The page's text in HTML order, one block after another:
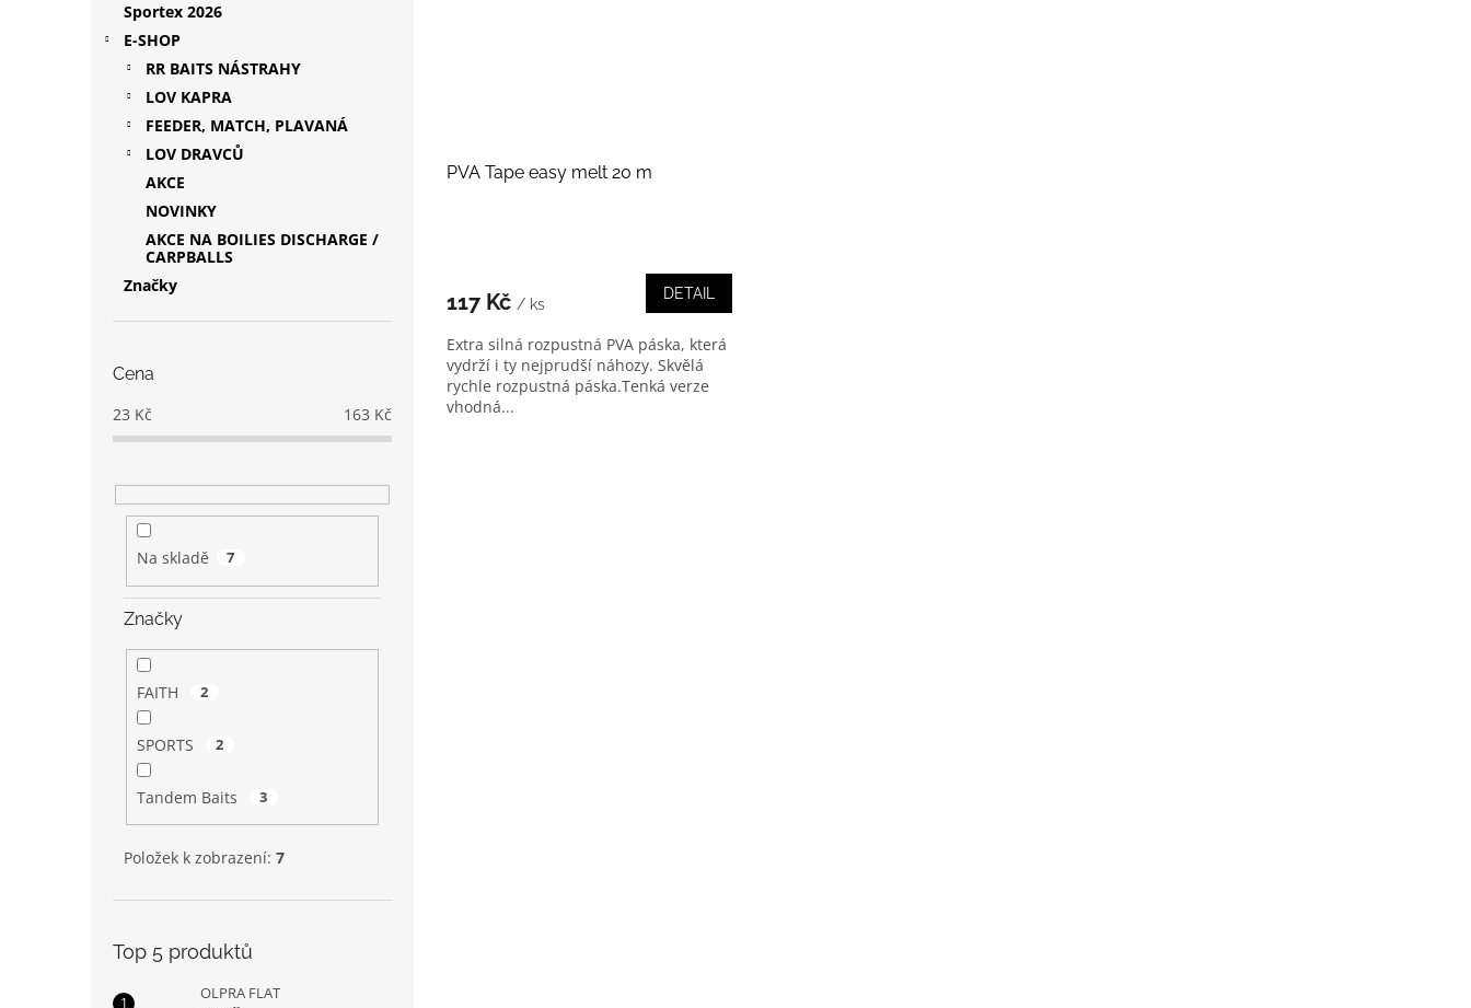
Sportex 2026
E-SHOP
RR BAITS NÁSTRAHY
LOV KAPRA
FEEDER, MATCH, PLAVANÁ
LOV DRAVCŮ
AKCE
NOVINKY
AKCE NA BOILIES DISCHARGE /
CARPBALLS
Značky
Cena
23 Kč 163 Kč
Na skladě 7
Značky
FAITH 2
SPORTS 2
Tandem Baits 3
Položek k zobrazení: 7
Top 5 produktů
OLPRA FLAT
PVA Tape easy melt 20 m
117 Kč / ks
DETAIL
Extra silná rozpustná PVA páska, která
vydrží i ty nejprudší náhozy. Skvělá
rychle rozpustná páska.Tenká verze
vhodná...